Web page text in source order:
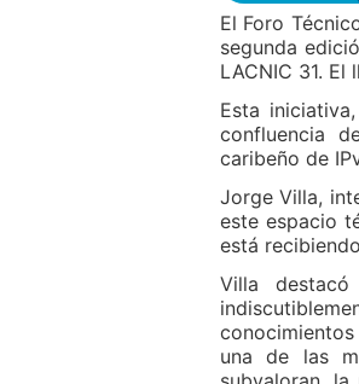
El Foro
segunda
LACNIC 31. El
Esta
confluencia
caribeño de
Jorge Villa,
este espacio
está
Villa
una de las